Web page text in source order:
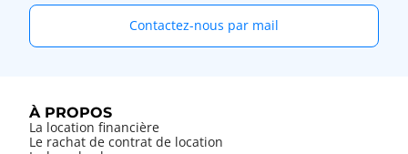
Contactez-nous par mail
À PROPOS
La location financière
Le rachat de contrat de location